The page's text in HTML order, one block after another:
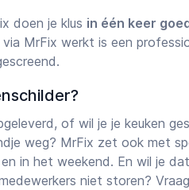
doen je klus in één keer
MrFix werkt is een
of wil je je keuken
weg? MrFix zet ook met
in het weekend. En wil je
niet storen?